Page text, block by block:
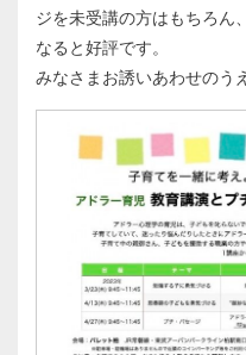
ジを未受講の方はもちろん
なると好評です。
みなさまお誘いあわせのう